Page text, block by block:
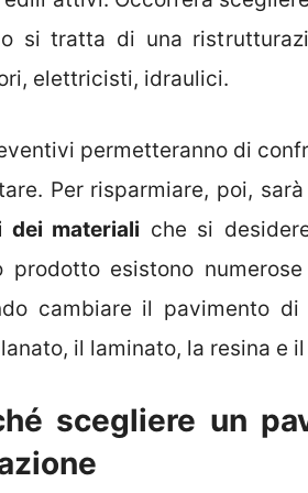
si tratta di una
elettricisti, idraulici.
permetteranno di
Per risparmiare, poi,
dei materiali che si
prodotto esistono
cambiare il pavimento
il laminato, la resina e
scegliere un